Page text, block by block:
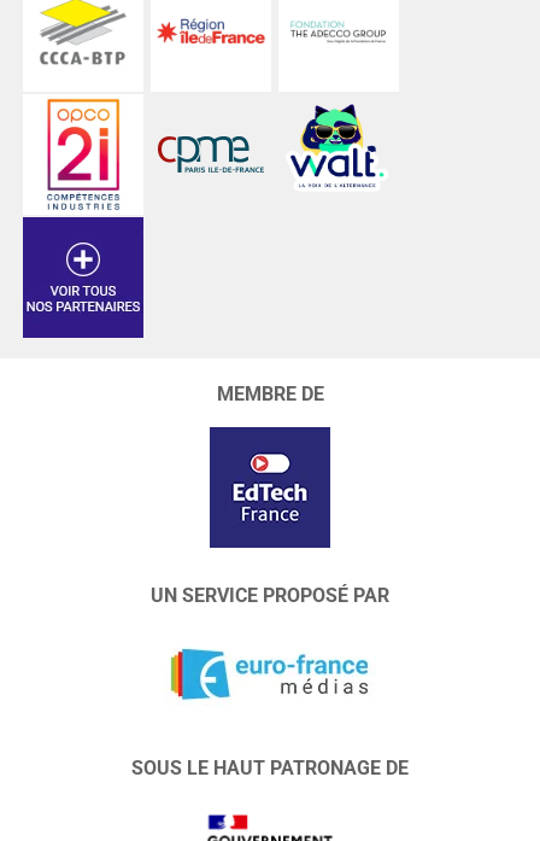
MEMBRE DE
UN SERVICE PROPOSÉ PAR
SOUS LE HAUT PATRONAGE DE